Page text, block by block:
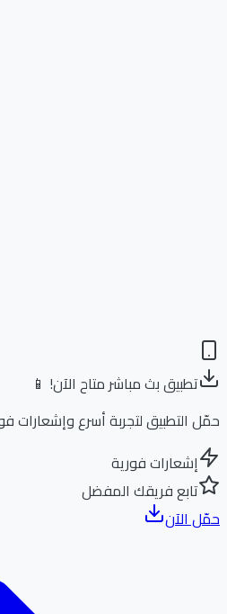
تطبيق بث مباشر متاح الآن! 📱
التطبيق لتجربة أسرع وإشعارات فورية
إشعارات فورية
تابع فريقك المفضل
الآن